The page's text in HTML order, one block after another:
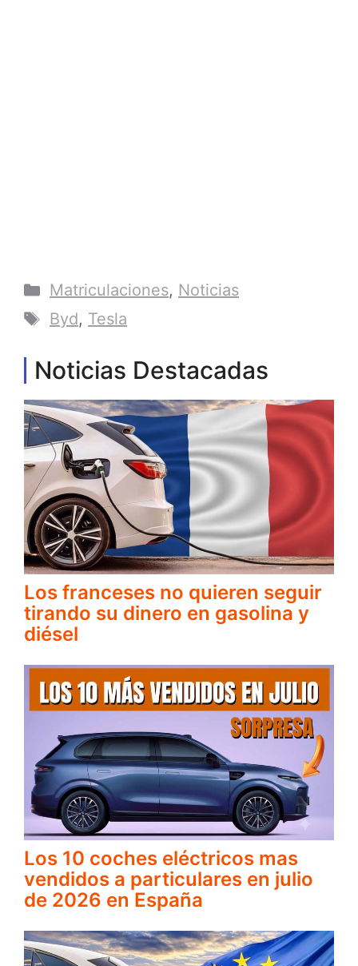
Categorías
Matriculaciones, Noticias
Etiquetas
Byd, Tesla
Noticias Destacadas
Los franceses no quieren seguir
tirando su dinero en gasolina y
diésel
Los 10 coches eléctricos mas
vendidos a particulares en julio
de 2026 en España